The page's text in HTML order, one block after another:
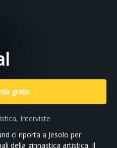
gratis
Interviste
ci riporta a Jesolo per
della ginnastica artistica. Il